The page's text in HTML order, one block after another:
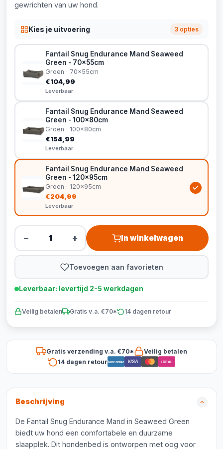
gewrichten van uw hond.
Kies je uitvoering 3 opties
Fantail Snug Endurance Mand Seaweed
Green - 70x55cm
Groen · 70x55cm
€104,99
Leverbaar
Fantail Snug Endurance Mand Seaweed
Green - 100x80cm
Groen · 100x80cm
€154,99
Leverbaar
Fantail Snug Endurance Mand Seaweed
Green - 120x95cm
Groen · 120x95cm
€204,99
Leverbaar
− + In winkelwagen
Toevoegen aan favorieten
Leverbaar: levertijd 2-5 werkdagen
Veilig betalen Gratis v.a. €70* 14 dagen retour
Gratis verzending v.a. €70*
Veilig betalen
14 dagen retourBancontact VISA iDEAL
Beschrijving
De Fantail Snug Endurance Mand in Seaweed Green
biedt uw hond een comfortabele en duurzame
slaapplek. Dit hondenbed is ontworpen met oog voor